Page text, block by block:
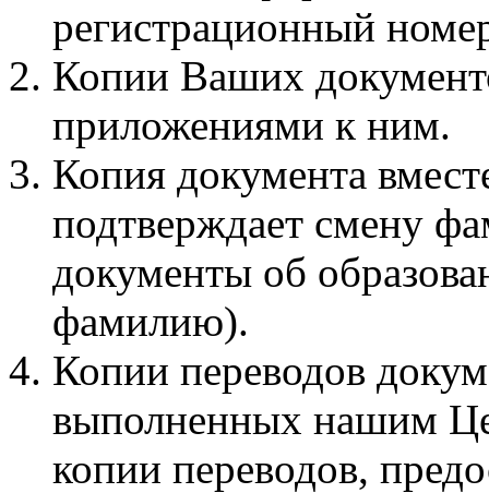
регистрационный
Копии Ваших
приложениями к ним.
Копия документа
подтверждает смену
документы об
фамилию).
Копии переводов
выполненных нашим
копии переводов,